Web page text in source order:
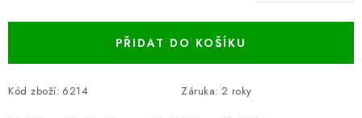
PŘIDAT DO KOŠÍKU
Kód zboží: 6214 Záruka: 2 roky